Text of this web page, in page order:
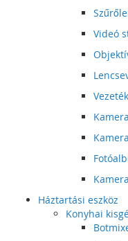
Videó
Háztartási eszköz
Konyhai